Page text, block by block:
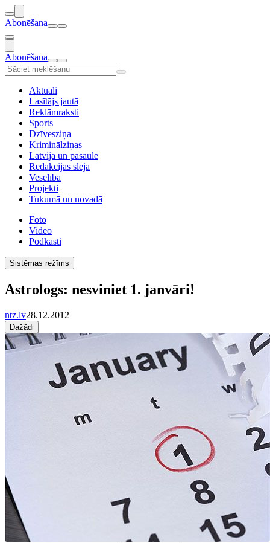
Abonēšana
Abonēšana
Aktuāli
Lasītājs jautā
Reklāmraksti
Sports
Dzīvesziņa
Kriminālziņas
Latvija un pasaulē
Redakcijas sleja
Veselība
Projekti
Tukumā un novadā
Foto
Video
Podkāsti
Sistēmas režīms
Astrologs: nesviniet 1. janvāri!
ntz.lv28.12.2012
Dažādi